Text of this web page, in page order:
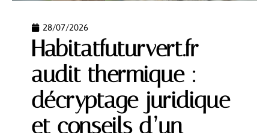
28/07/2026
Habitatfuturvert.fr
audit thermique :
décryptage juridique
et conseils d’un